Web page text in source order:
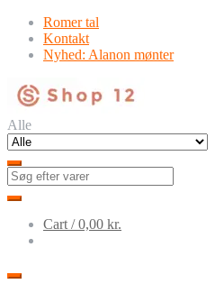
Skip
navigation
Skip
content
Romer tal
Kontakt
Nyhed: Alanon mønter
Alle
Cart /0,00 kr.